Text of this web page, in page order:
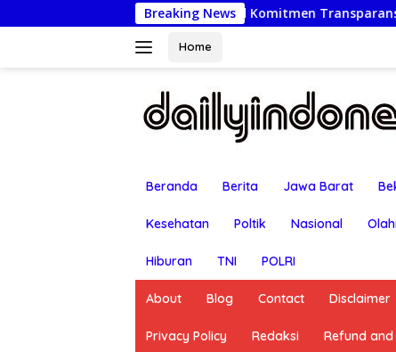
ke
Breaking News
Wujud Komitmen Transparansi Penanganan Dugaan
Home
Beranda Berita Jawa Barat
Kesehatan Poltik Nasional
Hiburan TNI POLRI
About Blog Contact Disclaimer
Privacy Policy Redaksi Refund and